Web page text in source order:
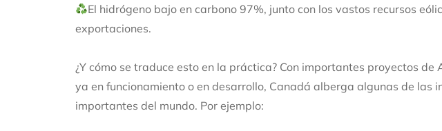
El hidrógeno bajo en carbono 97%, junto con los vastos recursos
exportaciones.
¿Y cómo se traduce esto en la práctica? Con importantes proyectos
ya en funcionamiento o en desarrollo, Canadá alberga algunas de las
importantes del mundo. Por ejemplo: